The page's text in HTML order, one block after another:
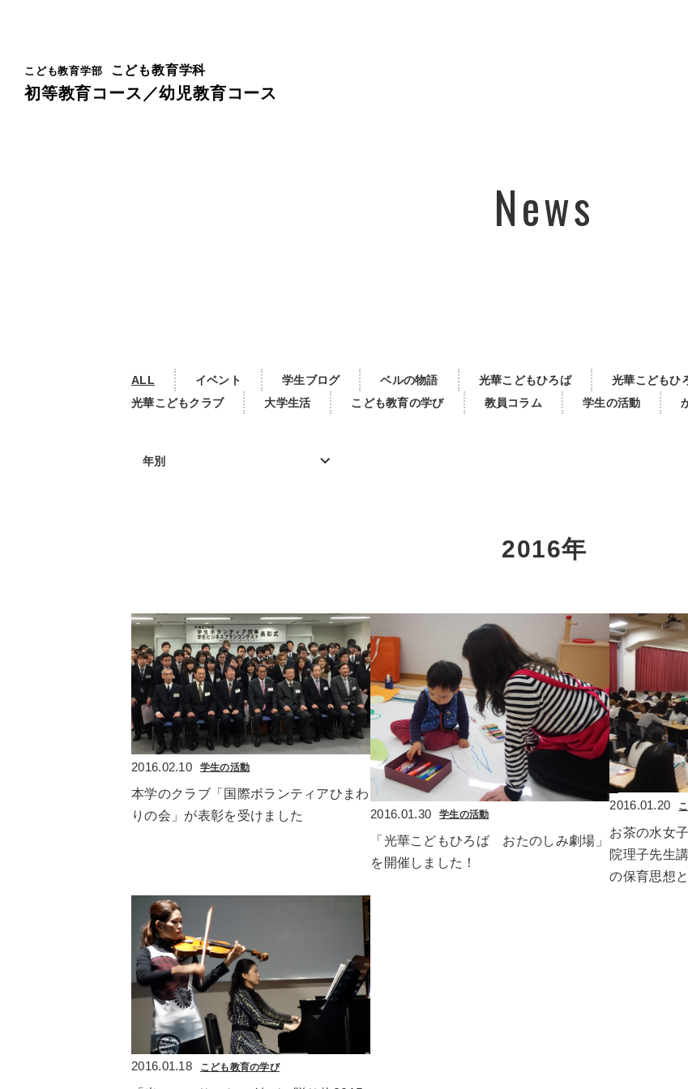
こども教育学部 こども教育学科
初等教育コース／幼児教育コース
News
ALL イベント 学生ブログ ベルの物語 光華こどもひろば 光華こどもひ
光華こどもクラブ
大学生活 こども教育の学び 教員コラム 学生の活動
年別
2016年
2016.02.10 学生の活動
本学のクラブ「国際ボランティアひまわ
りの会」が表彰を受けました
2016.01.30 学生の活動
「光華こどもひろば　おたのしみ劇場」
を開催しました！
2016.01.20
お茶の水女
院理子先生
の保育思想
2016.01.18 こども教育の学び